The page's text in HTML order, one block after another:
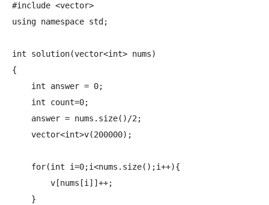
#include <vector>
using namespace std;
int solution(vector<int> nums)
{
    int answer = 0;
    int count=0;
    answer = nums.size()/2;
    vector<int>v(200000);
    for(int i=0;i<nums.size();i++){
        v[nums[i]]++;
    }